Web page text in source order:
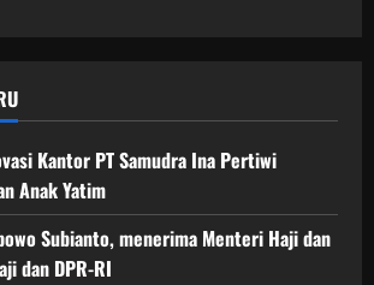
Kantor PT Samudra Ina Pertiwi
Anak Yatim
Subianto, menerima Menteri Haji dan
dan DPR-RI